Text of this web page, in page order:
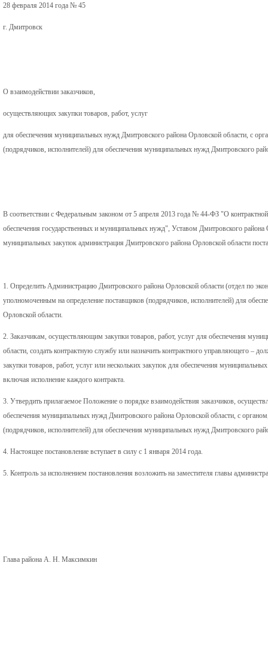
28 февраля 2014 года № 45
г. Дмитровск
О взаимодействии заказчиков,
осуществляющих закупки товаров, работ, услуг
для обеспечения муниципальных нужд Дмитровского района Орловской области, с
(подрядчиков, исполнителей) для обеспечения муниципальных нужд Дмитровского
В соответствии с Федеральным законом от 5 апреля 2013 года № 44-ФЗ "О
обеспечения государственных и муниципальных нужд", Уставом Дмитровского района
муниципальных закупок администрация Дмитровского района Орловской области
1. Определить Администрацию Дмитровского района Орловской области (отдел по
уполномоченным на определение поставщиков (подрядчиков, исполнителей) для
Орловской области.
2. Заказчикам, осуществляющим закупки товаров, работ, услуг для обеспечения
области, создать контрактную службу или назначить контрактного управляющего –
закупки товаров, работ, услуг или нескольких закупок для обеспечения
включая исполнение каждого контракта.
3. Утвердить прилагаемое Положение о порядке взаимодействия заказчиков,
обеспечения муниципальных нужд Дмитровского района Орловской области, с
(подрядчиков, исполнителей) для обеспечения муниципальных нужд Дмитровского
4. Настоящее постановление вступает в силу с 1 января 2014 года.
5. Контроль за исполнением постановления возложить на заместителя главы
Глава района А. Н. Максимкин